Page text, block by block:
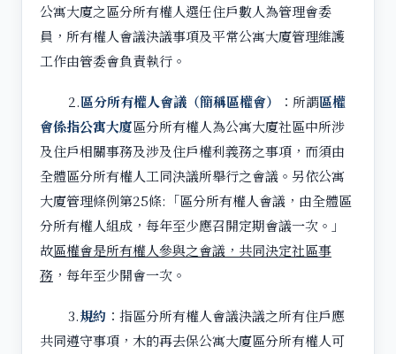
公寓大廈之區分所有權人選任住戶數人為管理會委
員，所有權人會議決議事項及平常公寓大廈管理維護
工作由管委會負責執行。
2.區分所有權人會議（簡稱區權會） ：所謂區權
會係指公寓大廈區分所有權人為公寓大廈社區中所涉
及住戶相關事務及涉及住戶權利義務之事項，而須由
全體區分所有權人工同決議所舉行之會議。另依公寓
大廈管理條例第25條:「區分所有權人會議，由全體區
分所有權人組成，每年至少應召開定期會議一次。」
故區權會是所有權人參與之會議，共同決定社區事
務 ，每年至少開會一次。
3.規約 ：指區分所有權人會議決議之所有住戶應
共同遵守事項，木的再去保公寓大廈區分所有權人可